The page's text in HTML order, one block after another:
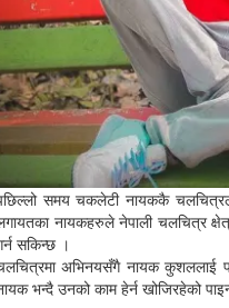
समय चकलेटी नायककै
नायकहरुले नेपाली चलचित्र
सकिन्छ ।
अभिनयसँगै नायक कुशललाई
भन्दै उनको काम हेर्न खोजिरहेको